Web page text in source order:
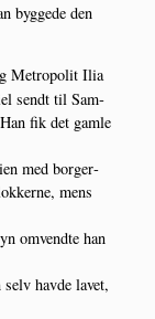
byg­ge­de den
Metro­po­lit Ilia
sendt til Sam­
fik det gam­le
med bor­ger­
mens
omvend­te han
hav­de lavet,